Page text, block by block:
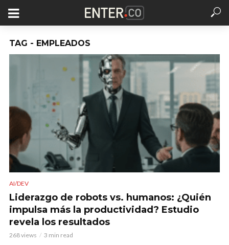
TAG - EMPLEADOS
AI/DEV
Liderazgo de robots vs. humanos: ¿Quién
impulsa más la productividad? Estudio
revela los resultados
268 views 3 min read